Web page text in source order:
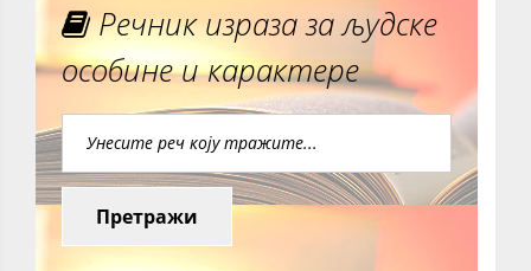
Речник израза за људске
особине и карактере
Претражи